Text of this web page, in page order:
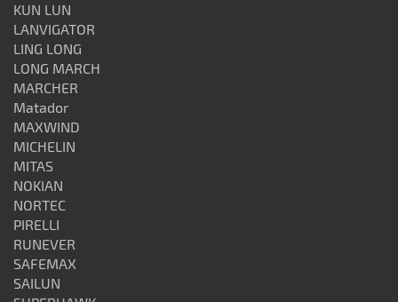
KUN LUN
LANVIGATOR
LING LONG
LONG MARCH
MARCHER
Matador
MAXWIND
MICHELIN
MITAS
NOKIAN
NORTEC
PIRELLI
RUNEVER
SAFEMAX
SAILUN